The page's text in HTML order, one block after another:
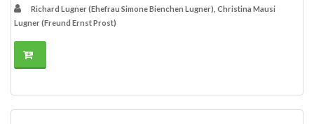
Richard Lugner (Ehefrau Simone Bienchen Lugner), Christina Mausi
Lugner (Freund Ernst Prost)